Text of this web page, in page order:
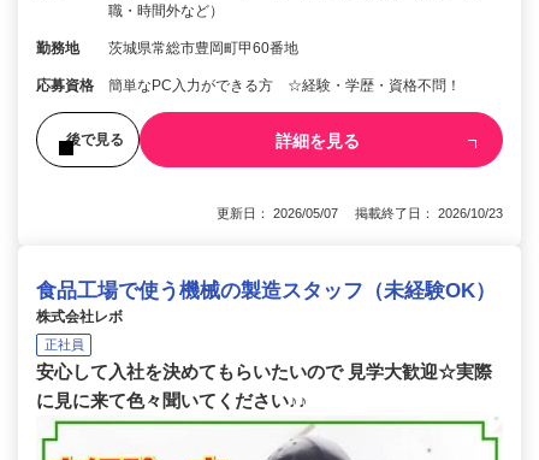
職・時間外など）
勤務地 茨城県常総市豊岡町甲60番地
応募資格 簡単なPC入力ができる方 ☆経験・学歴・資格不問！
後で見る 詳細を見る
更新日： 2026/05/07 掲載終了日： 2026/10/23
食品工場で使う機械の製造スタッフ（未経験OK）
株式会社レボ
正社員
安心して入社を決めてもらいたいので 見学大歓迎☆実際
に見に来て色々聞いてください♪♪